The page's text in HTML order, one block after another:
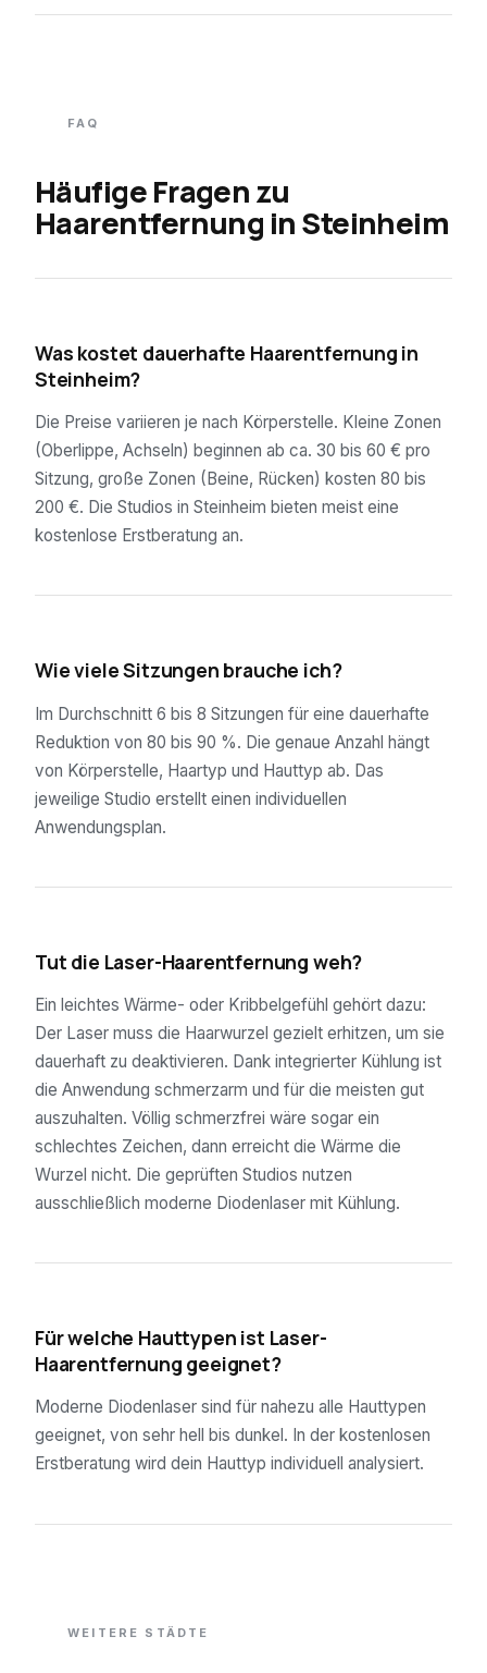
FAQ
Häufige Fragen zu
Haarentfernung inSteinheim
Was kostet dauerhafte Haarentfernung in
Steinheim?
Die Preise variieren je nach Körperstelle. Kleine Zonen
(Oberlippe, Achseln) beginnen ab ca. 30 bis 60 € pro
Sitzung, große Zonen (Beine, Rücken) kosten 80 bis
200 €. Die Studios in Steinheim bieten meist eine
kostenlose Erstberatung an.
Wie viele Sitzungen brauche ich?
Im Durchschnitt 6 bis 8 Sitzungen für eine dauerhafte
Reduktion von 80 bis 90 %. Die genaue Anzahl hängt
von Körperstelle, Haartyp und Hauttyp ab. Das
jeweilige Studio erstellt einen individuellen
Anwendungsplan.
Tut die Laser-Haarentfernung weh?
Ein leichtes Wärme- oder Kribbelgefühl gehört dazu:
Der Laser muss die Haarwurzel gezielt erhitzen, um sie
dauerhaft zu deaktivieren. Dank integrierter Kühlung ist
die Anwendung schmerzarm und für die meisten gut
auszuhalten. Völlig schmerzfrei wäre sogar ein
schlechtes Zeichen, dann erreicht die Wärme die
Wurzel nicht. Die geprüften Studios nutzen
ausschließlich moderne Diodenlaser mit Kühlung.
Für welche Hauttypen ist Laser-
Haarentfernung geeignet?
Moderne Diodenlaser sind für nahezu alle Hauttypen
geeignet, von sehr hell bis dunkel. In der kostenlosen
Erstberatung wird dein Hauttyp individuell analysiert.
WEITERE STÄDTE